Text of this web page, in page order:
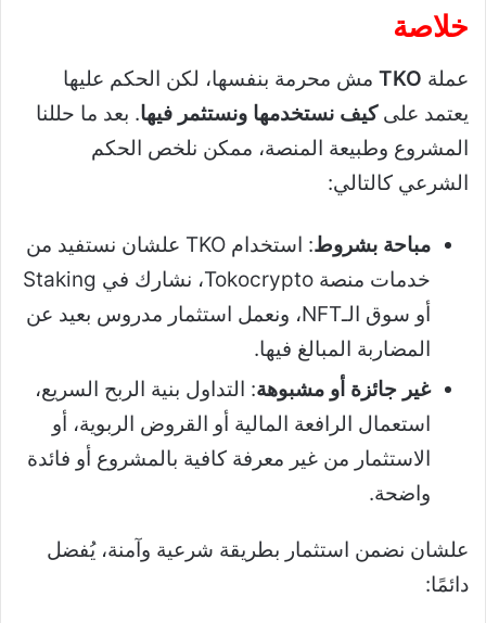
خلاصة
عملة TKO مش محرمة بنفسها، لكن الحكم عليها
يعتمد علىكيف نستخدمها ونستثمر فيها. بعد ما حللنا
المشروع وطبيعة المنصة، ممكن نلخص الحكم
الشرعي كالتالي:
مباحة بشروط
: استخدام TKO علشان نستفيد من
خدمات منصة Tokocrypto، نشارك في Staking
أو سوق الـNFT، ونعمل استثمار مدروس بعيد عن
المضاربة المبالغ فيها.
غير جائزة أو مشبوهة: التداول بنية الربح السريع،
استعمال الرافعة المالية أو القروض الربوية، أو
الاستثمار من غير معرفة كافية بالمشروع أو فائدة
واضحة.
علشان نضمن استثمار بطريقة شرعية وآمنة، يُفضل
دائمًا: